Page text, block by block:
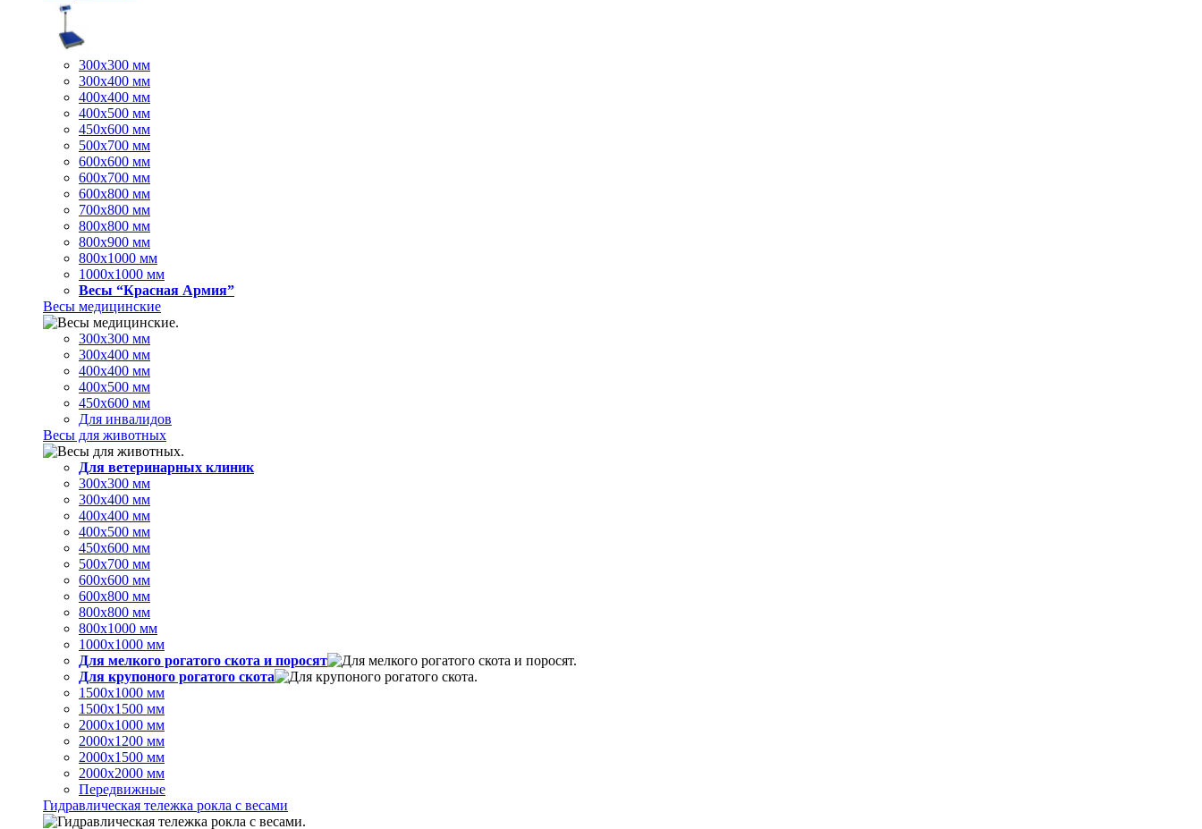
300х300 мм
300х400 мм
400х400 мм
400х500 мм
450х600 мм
500х700 мм
600х600 мм
600х700 мм
600х800 мм
700х800 мм
800х800 мм
800х900 мм
800х1000 мм
1000х1000 мм
Весы “Красная Армия”
Весы медицинские
300х300 мм
300х400 мм
400х400 мм
400х500 мм
450х600 мм
Для инвалидов
Весы для животных
Для ветеринарных клиник
300х300 мм
300х400 мм
400х400 мм
400х500 мм
450х600 мм
500х700 мм
600х600 мм
600х800 мм
800х800 мм
800х1000 мм
1000х1000 мм
Для мелкого рогатого скота и поросят
Для крупоного рогатого скота
1500х1000 мм
1500х1500 мм
2000х1000 мм
2000х1200 мм
2000х1500 мм
2000х2000 мм
Передвижные
Гидравлическая тележка рокла с весами